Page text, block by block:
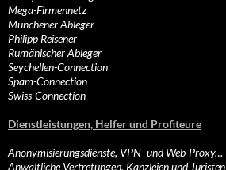
Mega-Firmennetz
Münchener Ableger
Philipp Reisener
Rumänischer Ableger
Seychellen-Connection
Spam-Connection
Swiss-Connection
Dienstleistungen, Helfer und Profiteure
Anonymisierungsdienste, VPN- und Web-Proxy…
Anwaltliche Vertretungen, Kanzleien und Juristen